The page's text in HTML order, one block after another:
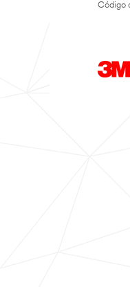
Código